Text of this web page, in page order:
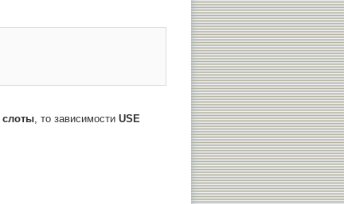
слоты, то зависимости USE